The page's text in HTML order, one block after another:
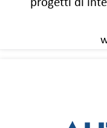
progetti di